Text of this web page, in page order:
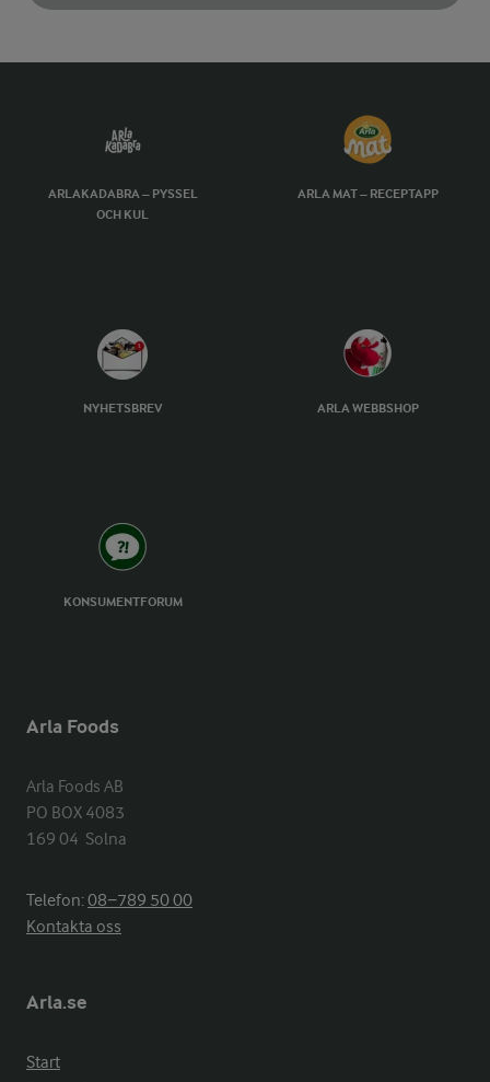
ARLAKADABRA – PYSSEL
OCH KUL
ARLA MAT – RECEPTAPP
NYHETSBREV ARLA WEBBSHOP
KONSUMENTFORUM
Arla Foods
Arla Foods AB
PO BOX 4083
169 04  Solna
Telefon:08−789 50 00
Kontakta oss
Arla.se
Start